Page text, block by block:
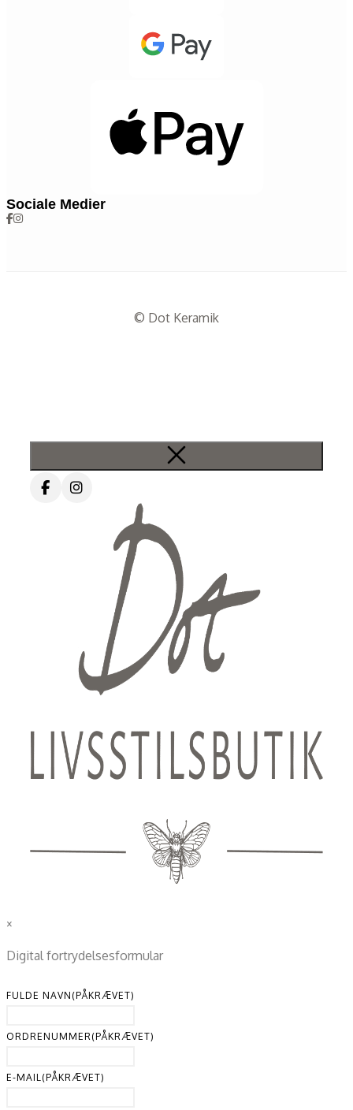
Sociale Medier
© Dot Keramik
×
Digital fortrydelsesformular
FULDE NAVN (PÅKRÆVET)
ORDRENUMMER (PÅKRÆVET)
E-MAIL (PÅKRÆVET)